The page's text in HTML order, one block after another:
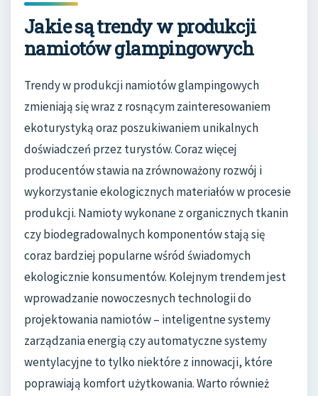
Jakie są trendy w produkcji
namiotów glampingowych
Trendy w produkcji namiotów glampingowych
zmieniają się wraz z rosnącym zainteresowaniem
ekoturystyką oraz poszukiwaniem unikalnych
doświadczeń przez turystów. Coraz więcej
producentów stawia na zrównoważony rozwój i
wykorzystanie ekologicznych materiałów w procesie
produkcji. Namioty wykonane z organicznych tkanin
czy biodegradowalnych komponentów stają się
coraz bardziej popularne wśród świadomych
ekologicznie konsumentów. Kolejnym trendem jest
wprowadzanie nowoczesnych technologii do
projektowania namiotów – inteligentne systemy
zarządzania energią czy automatyczne systemy
wentylacyjne to tylko niektóre z innowacji, które
poprawiają komfort użytkowania. Warto również